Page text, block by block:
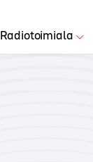
Radiotoimiala